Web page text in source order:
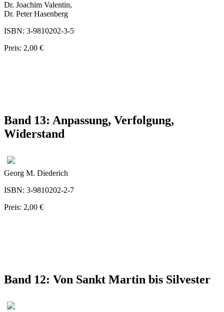
Dr. Joachim Valentin,
Dr. Peter Hasenberg
ISBN: 3-9810202-3-5
Preis: 2,00 €
Band 13: Anpassung, Verfolgung,
Widerstand
Georg M. Diederich
ISBN: 3-9810202-2-7
Preis: 2,00 €
Band 12: Von Sankt Martin bis Silvester